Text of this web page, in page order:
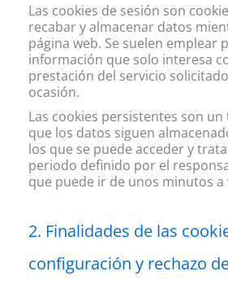
Las cookies de sesión son
recabar y almacenar datos
página web. Se suelen emplear
información que solo interesa
prestación del servicio
ocasión.
Las cookies persistentes son
que los datos siguen
los que se puede acceder y
periodo definido por el
que puede ir de unos minutos a
Finalidades de las
configuración y rechazo